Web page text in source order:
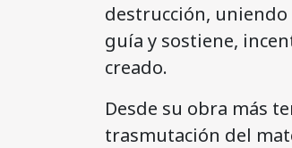
destrucción,
guía y sostiene,
creado.
Desde su obra más
trasmutación del